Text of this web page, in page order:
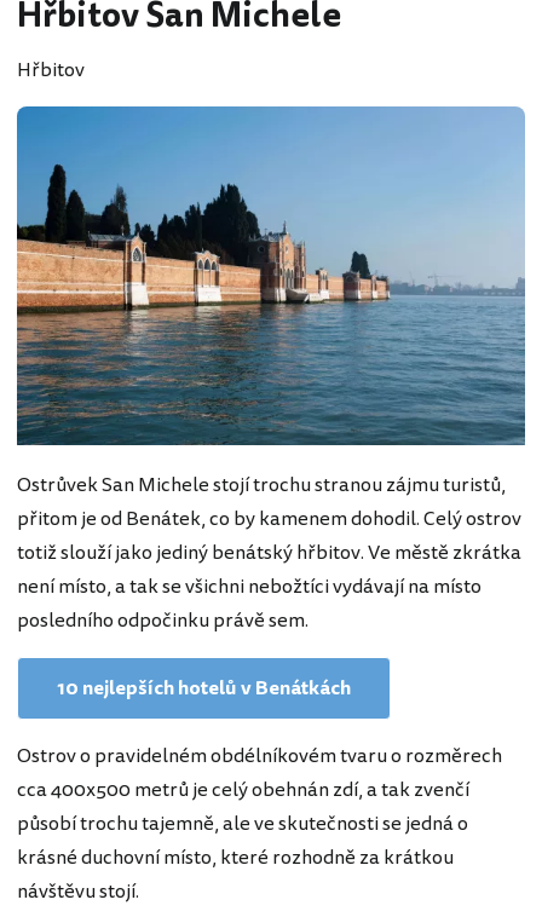
Hřbitov San Michele
Hřbitov
Ostrůvek San Michele stojí trochu stranou zájmu turistů,
přitom je od Benátek, co by kamenem dohodil. Celý ostrov
totiž slouží jako jediný benátský hřbitov. Ve městě zkrátka
není místo, a tak se všichni nebožtíci vydávají na místo
posledního odpočinku právě sem.
10 nejlepších hotelů v Benátkách
Ostrov o pravidelném obdélníkovém tvaru o rozměrech
cca 400x500 metrů je celý obehnán zdí, a tak zvenčí
působí trochu tajemně, ale ve skutečnosti se jedná o
krásné duchovní místo, které rozhodně za krátkou
návštěvu stojí.